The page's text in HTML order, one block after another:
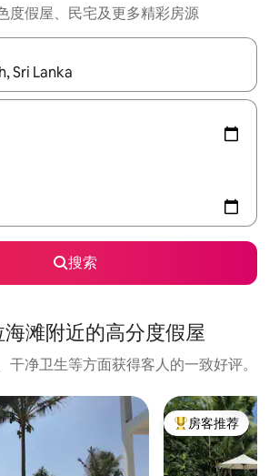
度假屋、民宅及更多精彩房源
使用上下方向键查看，或通过点击或滑动手势
搜索
滩附近的高分度假屋
干净卫生等方面获得客人的一致好评。
热门「房客推荐」
房客推荐